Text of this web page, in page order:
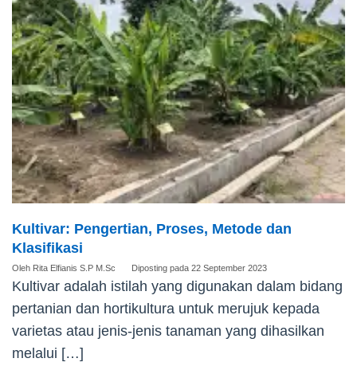
Kultivar: Pengertian, Proses, Metode dan
Klasifikasi
Oleh Rita Elfianis S.P M.Sc Diposting pada 22 September 2023
Kultivar adalah istilah yang digunakan dalam bidang
pertanian dan hortikultura untuk merujuk kepada
varietas atau jenis-jenis tanaman yang dihasilkan
melalui […]